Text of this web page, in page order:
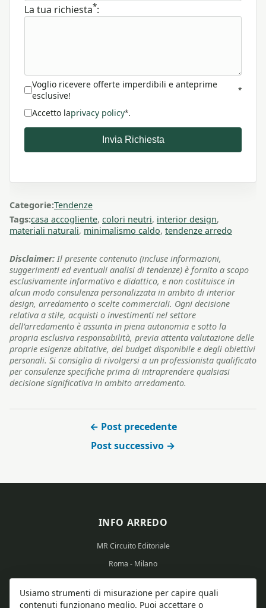
La tua richiesta*:
Voglio ricevere offerte imperdibili e anteprime
esclusive!
*
Accetto laprivacy policy*.
Invia Richiesta
Categorie:Tendenze
Tags:casa accogliente, colori neutri, interior design,
materiali naturali, minimalismo caldo, tendenze arredo
Disclaimer: Il presente contenuto (incluse informazioni,
suggerimenti ed eventuali analisi di tendenze) è fornito a scopo
esclusivamente informativo e didattico, e non costituisce in
alcun modo consulenza personalizzata in ambito di interior
design, arredamento o scelte commerciali. Ogni decisione
relativa a stile, acquisti o investimenti nel settore
dell’arredamento è assunta in piena autonomia e sotto la
propria esclusiva responsabilità, previa attenta valutazione delle
proprie esigenze abitative, del budget disponibile e degli obiettivi
personali. Si consiglia di rivolgersi a un professionista qualificato
per consulenze specifiche prima di intraprendere qualsiasi
decisione significativa in ambito arredamento.
← Post precedente
Post successivo →
INFO ARREDO
MR Circuito Editoriale
Roma - Milano
Partita IVA: 15569351008
Usiamo strumenti di misurazione per capire quali
contenuti funzionano meglio. Puoi accettare o